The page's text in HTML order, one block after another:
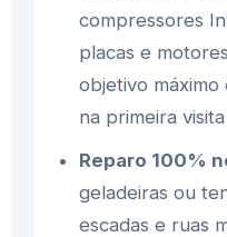
compressores
placas e
objetivo
na primeira
Reparo 100%
geladeiras ou
escadas e ruas